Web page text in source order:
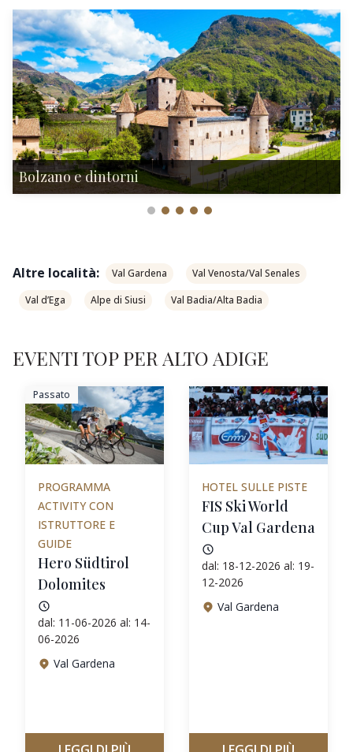
Bolzano e dintorni
Altre località: Val Gardena
Val Venosta/Val Senales
Val d’Ega
Alpe di Siusi Val Badia/Alta Badia
EVENTI TOP PER ALTO ADIGE
Passato
PROGRAMMA
ACTIVITY CON
ISTRUTTORE E
GUIDE
Hero Südtirol
Dolomites
dal: 11-06-2026 al: 14-
06-2026
Val Gardena
HOTEL SULLE PISTE
FIS Ski World
Cup Val Gardena
dal: 18-12-2026 al: 19-
12-2026
Val Gardena